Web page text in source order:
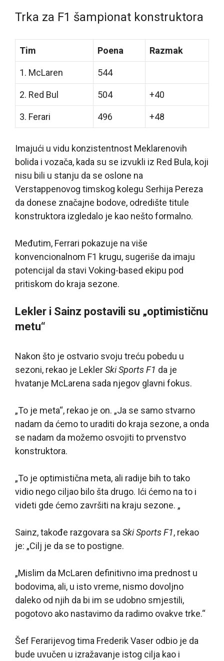
Trka za F1 šampionat konstruktora
Tim Poena Razmak
1. McLaren 544
2. Red Bul 504 +40
3. Ferari 496 +48
Imajući u vidu konzistentnost Meklarenovih
bolida i vozača, kada su se izvukli iz Red Bula, koji
nisu bili u stanju da se oslone na
Verstappenovog timskog kolegu Serhija Pereza
da donese značajne bodove, odredište titule
konstruktora izgledalo je kao nešto formalno.
Međutim, Ferrari pokazuje na više
konvencionalnom F1 krugu, sugeriše da imaju
potencijal da stavi Voking-based ekipu pod
pritiskom do kraja sezone.
Lekler i Sainz postavili su „optimističnu
metu“
Nakon što je ostvario svoju treću pobedu u
sezoni, rekao je LeklerSki Sports F1 da je
hvatanje McLarena sada njegov glavni fokus.
„To je meta“, rekao je on. „Ja se samo stvarno
nadam da ćemo to uraditi do kraja sezone, a onda
se nadam da možemo osvojiti to prvenstvo
konstruktora.
„To je optimistična meta, ali radije bih to tako
vidio nego ciljao bilo šta drugo. Ići ćemo na to i
videti gde ćemo završiti na kraju sezone. „
Sainz, takođe razgovara sa Ski Sports F1, rekao
je: „Cilj je da se to postigne.
„Mislim da McLaren definitivno ima prednost u
bodovima, ali, u isto vreme, nismo dovoljno
daleko od njih da bi im se udobno smjestili,
pogotovo ako nastavimo da radimo ovakve trke.“
Šef Ferarijevog tima Frederik Vaser odbio je da
bude uvučen u izražavanje istog cilja kao i